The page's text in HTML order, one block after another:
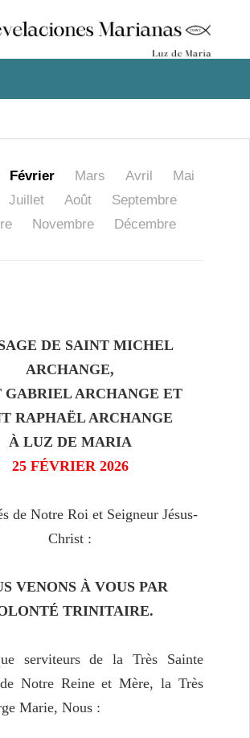
Février Mars Avril
Mai
Juillet Août
Septembre
Novembre Décembre
DE SAINT MICHEL
ARCHANGE,
GABRIEL ARCHANGE ET
RAPHAËL ARCHANGE
À LUZ DE MARIA
25 FÉVRIER 2026
de Notre Roi et Seigneur Jésus-
Christ :
VENONS À VOUS PAR
TRINITAIRE.
serviteurs de la Très Sainte
Notre Reine et Mère, la Très
Marie, Nous :